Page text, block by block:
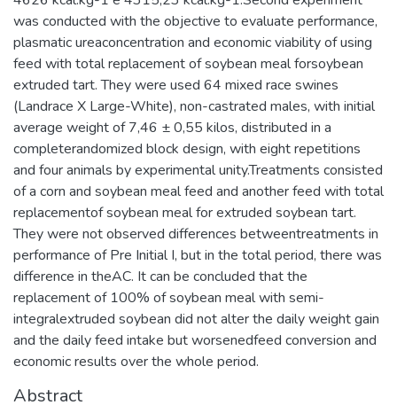
was conducted with the objective to evaluate performance,
plasmatic ureaconcentration and economic viability of using
feed with total replacement of soybean meal forsoybean
extruded tart. They were used 64 mixed race swines
(Landrace X Large-White), non-castrated males, with initial
average weight of 7,46 ± 0,55 kilos, distributed in a
completerandomized block design, with eight repetitions
and four animals by experimental unity.Treatments consisted
of a corn and soybean meal feed and another feed with total
replacementof soybean meal for extruded soybean tart.
They were not observed differences betweentreatments in
performance of Pre Initial I, but in the total period, there was
difference in theAC. It can be concluded that the
replacement of 100% of soybean meal with semi-
integralextruded soybean did not alter the daily weight gain
and the daily feed intake but worsenedfeed conversion and
economic results over the whole period.
Abstract